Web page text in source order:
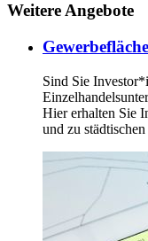
Weitere Angebote
Sind Sie
Hier erhalten Sie
und zu